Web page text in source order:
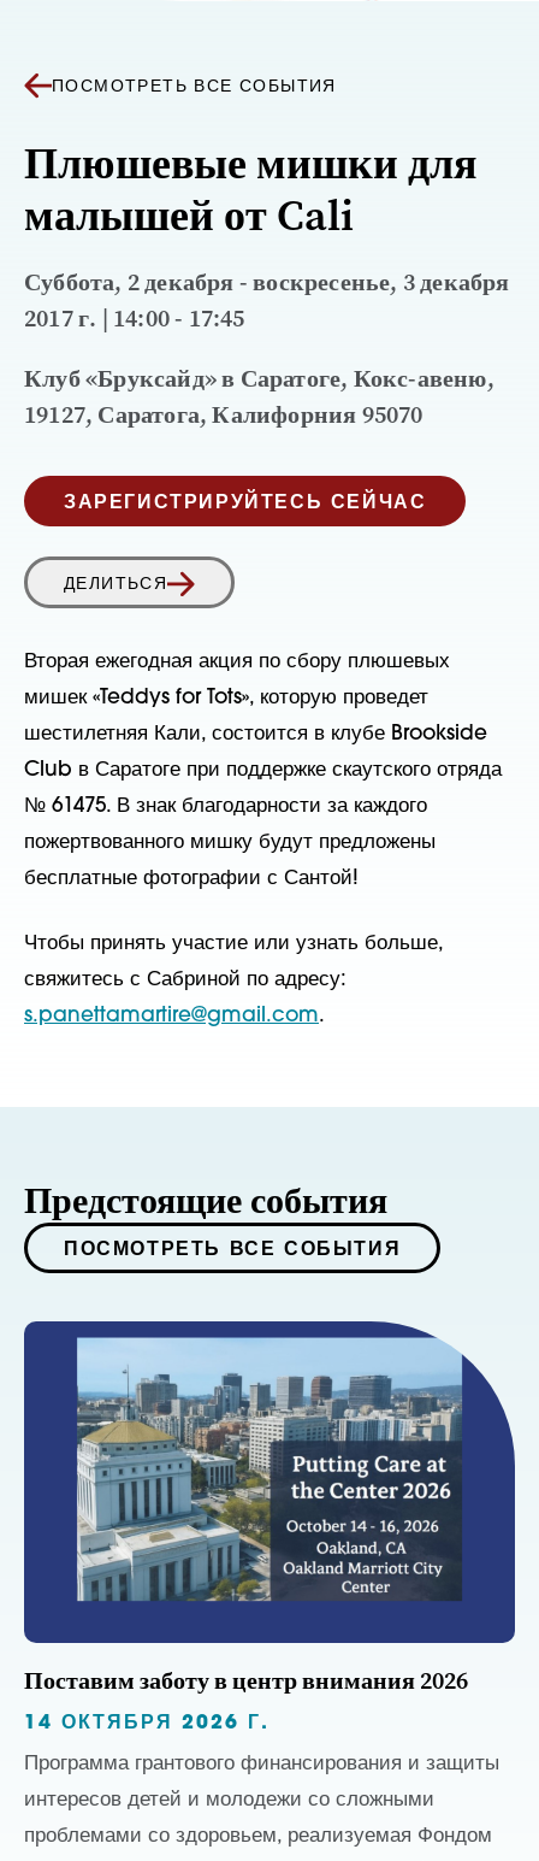
ПОСМОТРЕТЬ ВСЕ СОБЫТИЯ
Плюшевые мишки для
малышей от Cali
Суббота, 2 декабря - воскресенье, 3 декабря
2017 г. | 14:00 - 17:45
Клуб «Бруксайд» в Саратоге, Кокс-авеню,
19127, Саратога, Калифорния 95070
ЗАРЕГИСТРИРУЙТЕСЬ СЕЙЧАС
ДЕЛИТЬСЯ
Вторая ежегодная акция по сбору плюшевых
мишек «Teddys for Tots», которую проведет
шестилетняя Кали, состоится в клубе Brookside
Club в Саратоге при поддержке скаутского отряда
№ 61475. В знак благодарности за каждого
пожертвованного мишку будут предложены
бесплатные фотографии с Сантой!
Чтобы принять участие или узнать больше,
свяжитесь с Сабриной по адресу:
s.panettamartire@gmail.com.
Предстоящие события
ПОСМОТРЕТЬ ВСЕ СОБЫТИЯ
Поставим заботу в центр внимания 2026
14 ОКТЯБРЯ 2026 Г.
Программа грантового финансирования и защиты
интересов детей и молодежи со сложными
проблемами со здоровьем, реализуемая Фондом